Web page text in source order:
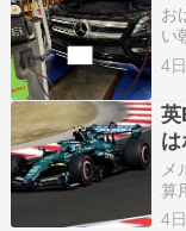
お
い
ト
が
は
家
4
英
メ
算
4